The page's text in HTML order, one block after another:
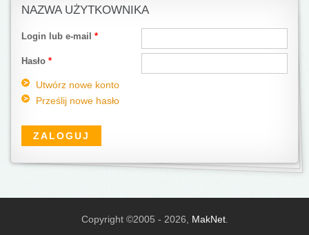
NAZWA UŻYTKOWNIKA
Login lub e-mail *
Hasło *
Utwórz nowe konto
Prześlij nowe hasło
Copyright ©2005 - 2026, MakNet.